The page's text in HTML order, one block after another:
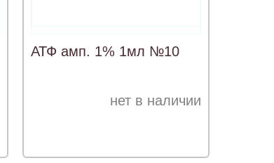
АТФ амп. 1% 1мл №10
нет в наличии